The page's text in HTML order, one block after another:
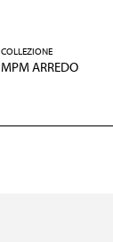
COLLEZIONE
MPM ARREDO